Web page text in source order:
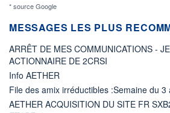
* source Google
MESSAGES LES PLUS
ARRÊT DE MES COMMUNICATIONS -
ACTIONNAIRE DE 2CRSI
Info AETHER
File des amix irréductibles :Semaine du 3
AETHER ACQUISITION DU SITE FR